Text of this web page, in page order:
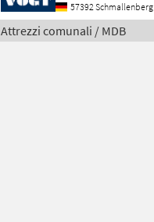
57392 Schmallenberg
Attrezzi comunali / MDB